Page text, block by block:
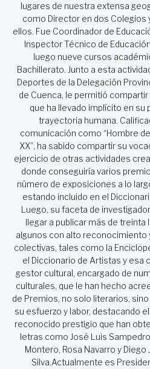
lugares de nuestra extensa
como Director en dos Colegios
ellos. Fue Coordinador de
Inspector Técnico de
luego nueve cursos
Bachillerato. Junto a esta
Deportes de la Delegación
de Cuenca, le permitió compartir
que ha llevado implícito en su
trayectoria humana.
comunicación como “Hombre
XX”, ha sabido compartir su
ejercicio de otras actividades
donde conseguiría varios
número de exposiciones a lo
estando incluido en el
Luego, su faceta de
llegar a publicar más de
algunos con alto reconocimiento
colectivas, tales como la
el Diccionario de Artistas y esa
gestor cultural, encargado de
culturales, que le han hecho
de Premios, no solo literarios,
su esfuerzo y labor, destacando
reconocido prestigio que han
letras como José Luis
Montero, Rosa Navarro y
Silva.Actualmente es